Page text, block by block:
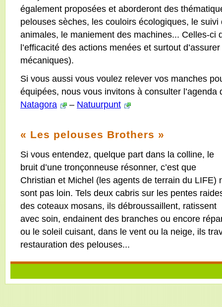
également proposées et aborderont des
pelouses sèches, les couloirs écologiques, le
animales, le maniement des machines... Celles-ci
l’efficacité des actions menées et surtout
mécaniques).
Si vous aussi vous voulez relever vos manches
équipées, nous vous invitons à consulter l’agenda
Natagora
– Natuurpunt
« Les pelouses Brothers »
Si vous entendez, quelque part dans la colline, le
bruit d’une tronçonneuse résonner, c’est que
Christian et Michel (les agents de terrain du LIFE)
sont pas loin. Tels deux cabris sur les pentes
des coteaux mosans, ils débroussaillent, ratissent
avec soin, endainent des branches ou encore
ou le soleil cuisant, dans le vent ou la neige, ils
restauration des pelouses...